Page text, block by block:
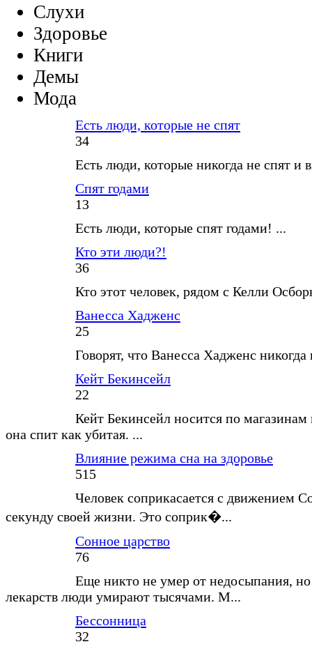
Слухи
Здоровье
Книги
Демы
Мода
Есть люди, которые не спят
34
Есть люди, которые никогда не спят и
Спят годами
13
Есть люди, которые спят годами! ...
Кто эти люди?!
36
Кто этот человек, рядом с Келли
Ванесса Хадженс
25
Говорят, что Ванесса Хадженс никогда
Кейт Бекинсейл
22
Кейт Бекинсейл носится по
она спит как убитая. ...
Влияние режима сна на здоровье
515
Человек соприкасается с движением
секунду своей жизни. Это соприк�...
Сонное царство
76
Еще никто не умер от недосыпания,
лекарств люди умирают тысячами. М...
Бессонница
32